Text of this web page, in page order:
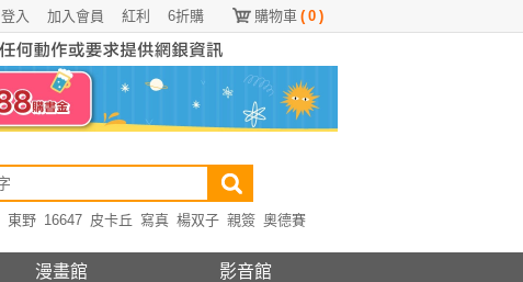
購物車 ( 0 )
6折購
紅利
加入會員
登入
東野 16647 皮卡丘 寫真 楊双子 親簽 奧德賽
漫畫館 影音館